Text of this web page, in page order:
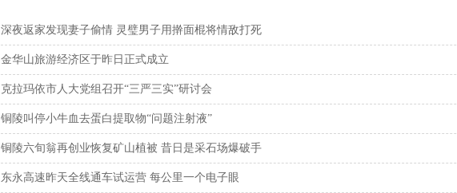
深夜返家发现妻子偷情 灵璧男子用擀面棍将情敌打死
金华山旅游经济区于昨日正式成立
克拉玛依市人大党组召开“三严三实”研讨会
铜陵叫停小牛血去蛋白提取物“问题注射液”
铜陵六旬翁再创业恢复矿山植被 昔日是采石场爆破手
东永高速昨天全线通车试运营 每公里一个电子眼